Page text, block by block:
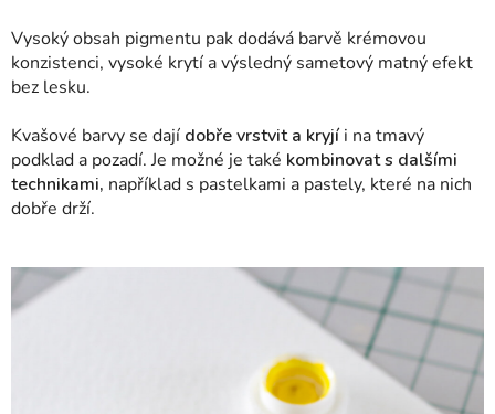
Vysoký obsah pigmentu pak dodává barvě krémovou
konzistenci, vysoké krytí a výsledný sametový matný efekt
bez lesku.
Kvašové barvy se dají dobře vrstvit a kryjíi na tmavý
podklad a pozadí. Je možné je také kombinovat s dalšími
technikami, například s pastelkami a pastely, které na nich
dobře drží.